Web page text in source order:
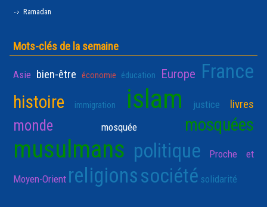
Ramadan
Mots-clés de la semaine
Asie bien-être économie éducation Europe France
histoire immigration islam justice livres
monde mosquée mosquées
musulmans politique Proche et
Moyen-Orient religionssociété solidarité